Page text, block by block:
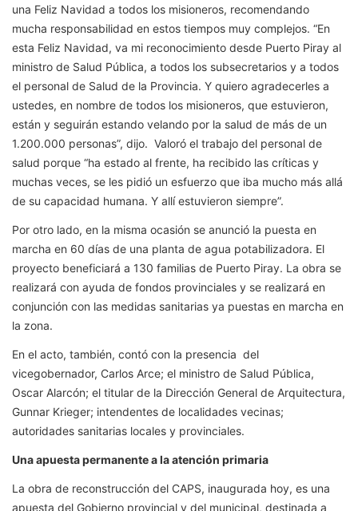
una Feliz Navidad a todos los misioneros, recomendando
mucha responsabilidad en estos tiempos muy complejos. “En
esta Feliz Navidad, va mi reconocimiento desde Puerto Piray al
ministro de Salud Pública, a todos los subsecretarios y a todos
el personal de Salud de la Provincia. Y quiero agradecerles a
ustedes, en nombre de todos los misioneros, que estuvieron,
están y seguirán estando velando por la salud de más de un
1.200.000 personas”, dijo. Valoró el trabajo del personal de
salud porque “ha estado al frente, ha recibido las críticas y
muchas veces, se les pidió un esfuerzo que iba mucho más allá
de su capacidad humana. Y allí estuvieron siempre”.
Por otro lado, en la misma ocasión se anunció la puesta en
marcha en 60 días de una planta de agua potabilizadora. El
proyecto beneficiará a 130 familias de Puerto Piray. La obra se
realizará con ayuda de fondos provinciales y se realizará en
conjunción con las medidas sanitarias ya puestas en marcha en
la zona.
En el acto, también, contó con la presencia del
vicegobernador, Carlos Arce; el ministro de Salud Pública,
Oscar Alarcón; el titular de la Dirección General de Arquitectura,
Gunnar Krieger; intendentes de localidades vecinas;
autoridades sanitarias locales y provinciales.
Una apuesta permanente a la atención primaria
La obra de reconstrucción del CAPS, inaugurada hoy, es una
apuesta del Gobierno provincial y del municipal, destinada a